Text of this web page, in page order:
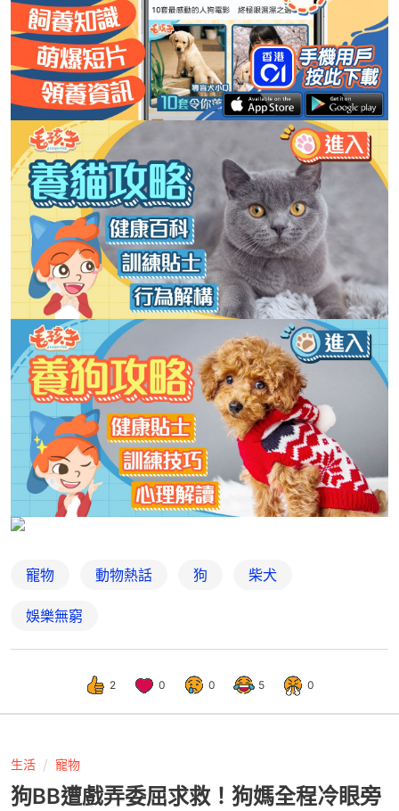
寵物 動物熱話 狗 柴犬
娛樂無窮
2 0 0 5 0
生活 寵物
狗BB遭戲弄委屈求救！狗媽全程冷眼旁